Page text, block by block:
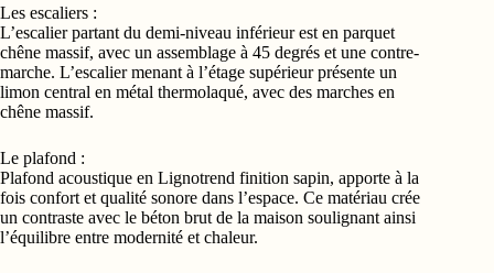
Les escaliers :
L’escalier partant du demi-niveau inférieur est en parquet
chêne massif, avec un assemblage à 45 degrés et une contre-
marche. L’escalier menant à l’étage supérieur présente un
limon central en métal thermolaqué, avec des marches en
chêne massif.
Le plafond :
Plafond acoustique en Lignotrend finition sapin, apporte à la
fois confort et qualité sonore dans l’espace. Ce matériau crée
un contraste avec le béton brut de la maison soulignant ainsi
l’équilibre entre modernité et chaleur.